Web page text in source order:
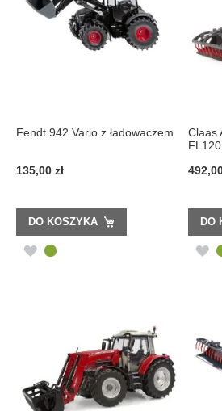
Fendt 942 Vario z ładowaczem
135,00 zł
DO KOSZYKA
DODAJ
Claas
FL120
DO